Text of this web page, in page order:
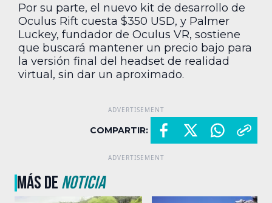
Por su parte, el nuevo kit de desarrollo de
Oculus Rift cuesta $350 USD, y Palmer
Luckey, fundador de Oculus VR, sostiene
que buscará mantener un precio bajo para
la versión final del headset de realidad
virtual, sin dar un aproximado.
COMPARTIR:
MÁS DENOTICIA